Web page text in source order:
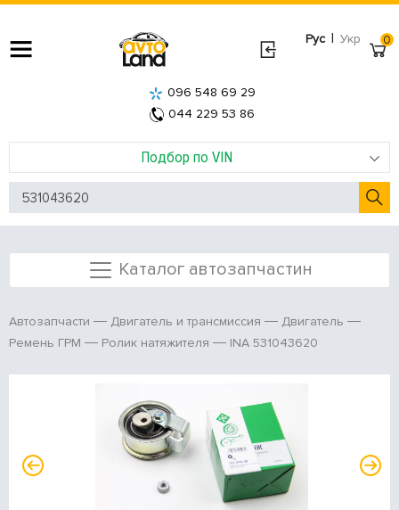
Рус | Укр
Подбор по VIN
096 548 69 29
044 229 53 86
0
Каталог автозапчастин
Автозапчасти Двигатель и трансмиссия
Двигатель
Ремень ГРМ
Ролик натяжителя INA 531043620